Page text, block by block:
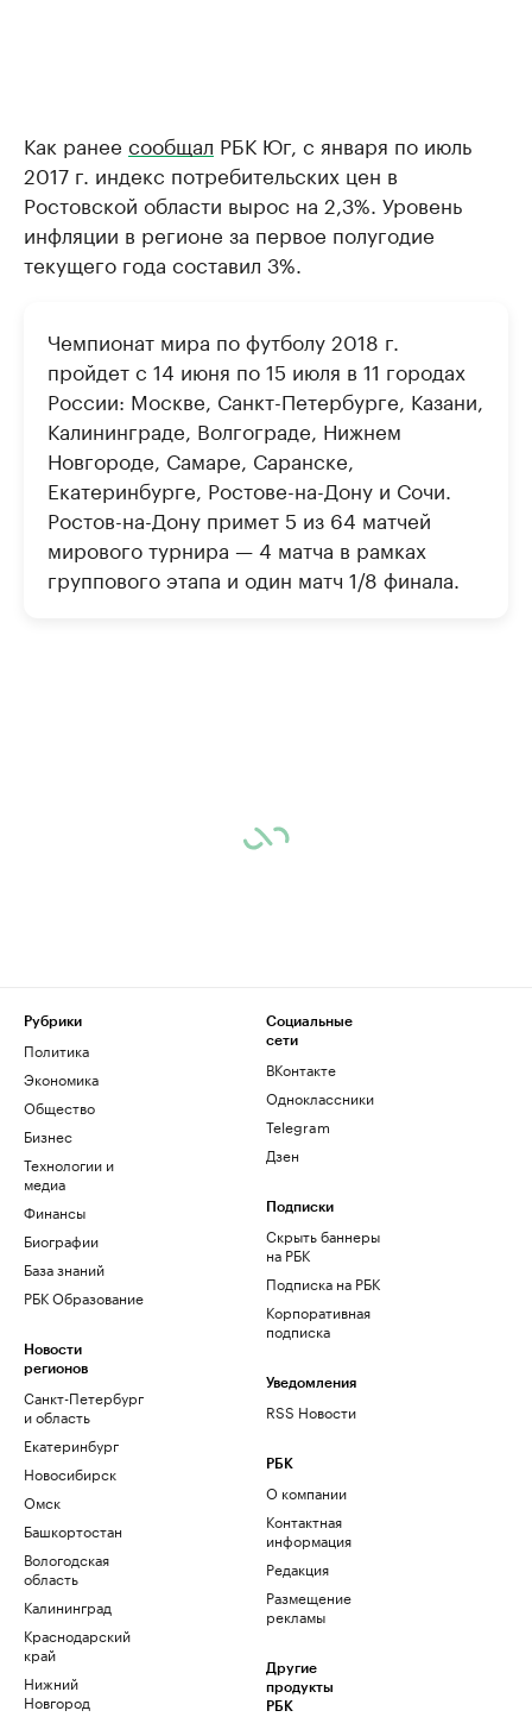
Как ранее сообщал РБК Юг, с января по июль
2017 г. индекс потребительских цен в
Ростовской области вырос на 2,3%. Уровень
инфляции в регионе за первое полугодие
текущего года составил 3%.
Чемпионат мира по футболу 2018 г.
пройдет с 14 июня по 15 июля в 11 городах
России: Москве, Санкт-Петербурге, Казани,
Калининграде, Волгограде, Нижнем
Новгороде, Самаре, Саранске,
Екатеринбурге, Ростове-на-Дону и Сочи.
Ростов-на-Дону примет 5 из 64 матчей
мирового турнира — 4 матча в рамках
группового этапа и один матч 1/8 финала.
Рубрики
Политика
Экономика
Общество
Бизнес
Технологии и
медиа
Финансы
Биографии
База знаний
РБК Образование
Новости
регионов
Санкт-Петербург
и область
Екатеринбург
Новосибирск
Омск
Башкортостан
Вологодская
область
Калининград
Краснодарский
край
Нижний
Новгород
Социальные
сети
ВКонтакте
Одноклассники
Telegram
Дзен
Подписки
Скрыть баннеры
на РБК
Подписка на РБК
Корпоративная
подписка
Уведомления
RSS Новости
РБК
О компании
Контактная
информация
Редакция
Размещение
рекламы
Другие
продукты
РБК